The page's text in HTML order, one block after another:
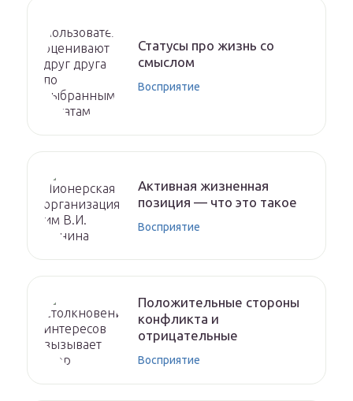
Статусы про жизнь со
смыслом
Восприятие
Активная жизненная
позиция — что это такое
Восприятие
Положительные стороны
конфликта и
отрицательные
Восприятие